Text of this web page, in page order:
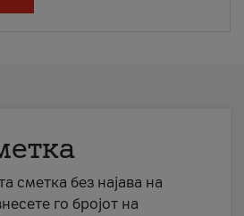
сметка без најава на
го бројот на